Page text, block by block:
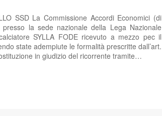
SSD La Commissione Accordi Economici (di
la sede nazionale della Lega Nazionale
SYLLA FODE ricevuto a mezzo pec il
state adempiute le formalità prescritte dall’art.
in giudizio del ricorrente tramite…